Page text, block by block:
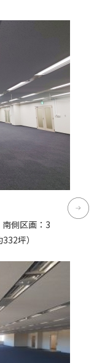
側区画：3
坪）